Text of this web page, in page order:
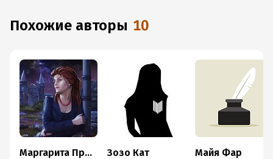
Похожие авторы 10
Маргарита Преображенская Зозо Кат Майя Фар